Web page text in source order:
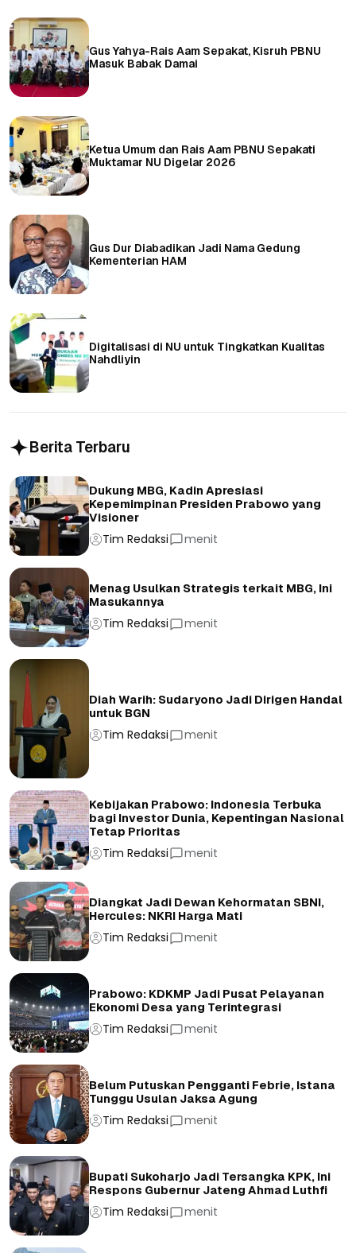
Gus Yahya-Rais Aam Sepakat, Kisruh PBNU
Masuk Babak Damai
Ketua Umum dan Rais Aam PBNU Sepakati
Muktamar NU Digelar 2026
Gus Dur Diabadikan Jadi Nama Gedung
Kementerian HAM
Digitalisasi di NU untuk Tingkatkan Kualitas
Nahdliyin
Berita Terbaru
Dukung MBG, Kadin Apresiasi
Kepemimpinan Presiden Prabowo yang
Visioner
Tim Redaksi menit
Menag Usulkan Strategis terkait MBG, Ini
Masukannya
Tim Redaksi menit
Diah Warih: Sudaryono Jadi Dirigen Handal
untuk BGN
Tim Redaksi menit
Kebijakan Prabowo: Indonesia Terbuka
bagi Investor Dunia, Kepentingan Nasional
Tetap Prioritas
Tim Redaksi menit
Diangkat Jadi Dewan Kehormatan SBNI,
Hercules: NKRI Harga Mati
Tim Redaksi menit
Prabowo: KDKMP Jadi Pusat Pelayanan
Ekonomi Desa yang Terintegrasi
Tim Redaksi menit
Belum Putuskan Pengganti Febrie, Istana
Tunggu Usulan Jaksa Agung
Tim Redaksi menit
Bupati Sukoharjo Jadi Tersangka KPK, Ini
Respons Gubernur Jateng Ahmad Luthfi
Tim Redaksi menit